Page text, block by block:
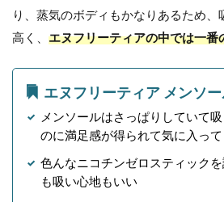
り、蒸気のボディもかなりあるため、
高く、 エヌフリーティアの中では一番
エヌフリーティア メンソ
メンソールはさっぱりしていて
のに満足感が得られて気に入って
色んなニコチンゼロスティック
も吸い心地もいい